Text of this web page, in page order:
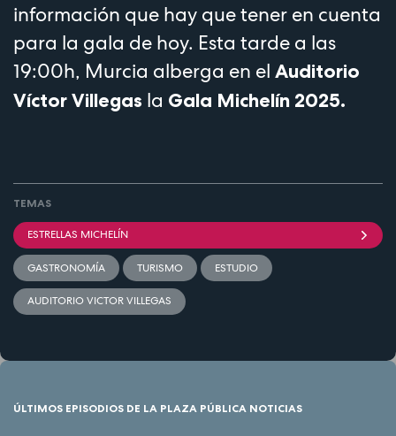
información que hay que tener en cuenta
para la gala de hoy. Esta tarde a las
19:00h, Murcia alberga en el Auditorio
Víctor Villegas la Gala Michelín 2025.
TEMAS
ESTRELLAS MICHELÍN
GASTRONOMÍA TURISMO ESTUDIO
AUDITORIO VICTOR VILLEGAS
ÚLTIMOS EPISODIOS DE LA PLAZA PÚBLICA NOTICIAS